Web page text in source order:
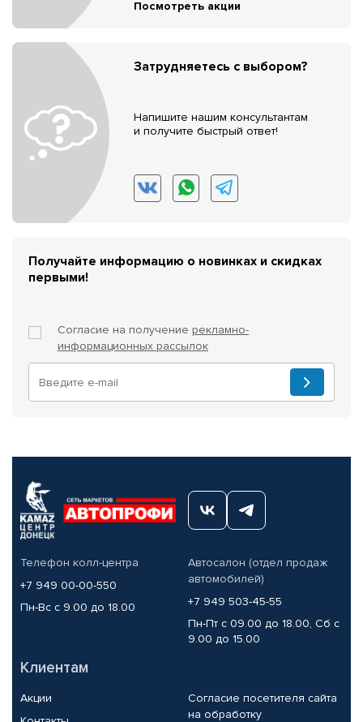
Посмотреть акции
Затрудняетесь с выбором?
Напишите нашим консультантам
и получите быстрый ответ!
Получайте информацию о новинках и скидках
первыми!
Согласие на получение рекламно-
информационных рассылок
Телефон колл-центра
+7 949 00-00-550
Пн-Вс с 9.00 до 18.00
Автосалон (отдел продаж
автомобилей)
+7 949 503-45-55
Пн-Пт с 09.00 до 18.00, Сб с
9.00 до 15.00
Клиентам
Акции
Согласие посетителя сайта
на обработку